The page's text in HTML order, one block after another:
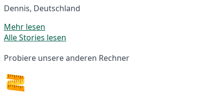
Dennis, Deutschland
Mehr lesen
Alle Stories lesen
Probiere unsere anderen Rechner